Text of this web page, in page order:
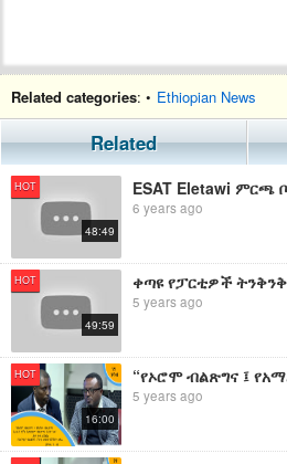
Related categories: • Ethiopian News
Related
HOT
48:49
6 years ago
HOT
49:59
5 years ago
HOT
16:00
5 years ago